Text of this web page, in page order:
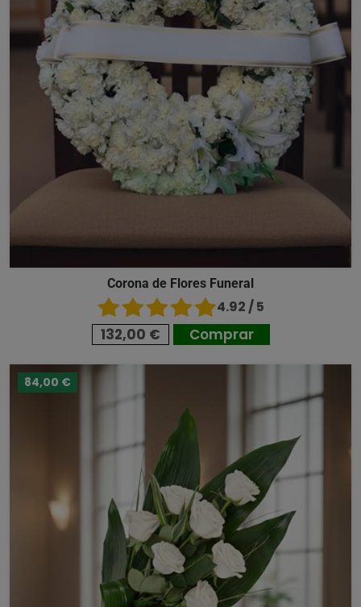
Corona de Flores Funeral
4.92 / 5
132,00 € Comprar
84,00 €